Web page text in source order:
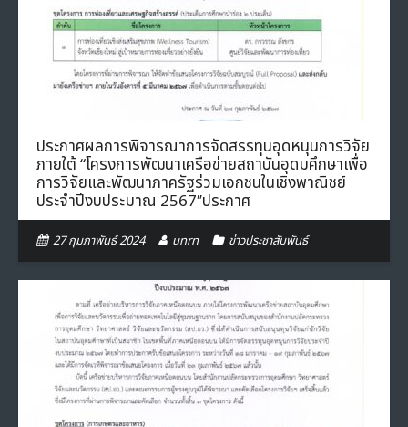
- ภารกิจเครือข่าย
- CE
ติดต่อเรา
ประกาศผลการพิจารณาการจัดสรรทุนอุดหนุนการวิจัย
ภายใต้ “โครงการพัฒนาเครือข่ายสถาบันอุดมศึกษาเพื่อ
การวิจัยและพัฒนาภาครัฐร่วมเอกชนในเชิงพาณิชย์
ประจำปีงบประมาณ 2567″ประกาศ
27 กุมภาพันธ์ 2024 unrn ข่าวประชาสัมพันธ์